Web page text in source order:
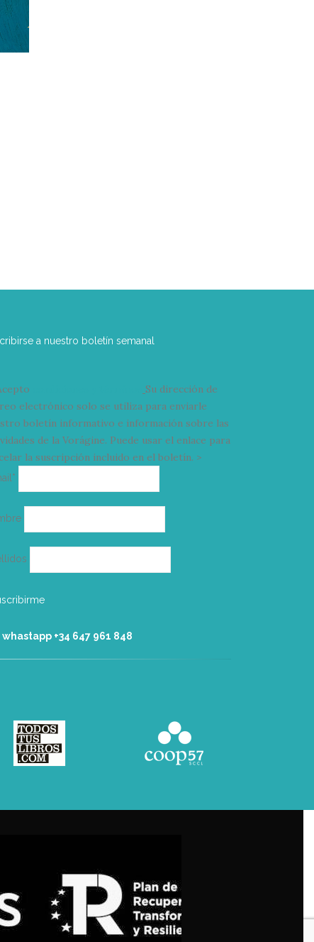
a nuestro boletín semanal
Su dirección de
electrónico solo se utiliza para enviarle
boletín informativo e información sobre las
de la Vorágine. Puede usar el enlace para
la suscripción incluido en el boletín. >
electrónico
whastapp +34 ‭647 961 848‬